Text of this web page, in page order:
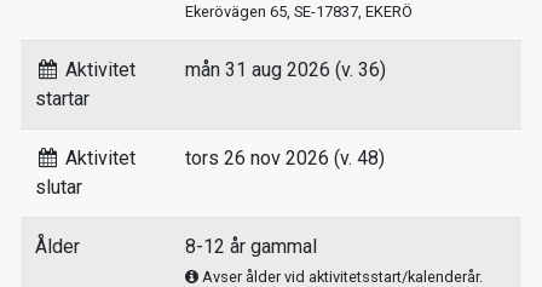
Ekerövägen 65, SE-17837, EKERÖ
Aktivitet
startar
mån 31 aug 2026 (v. 36)
Aktivitet
slutar
tors 26 nov 2026 (v. 48)
Ålder 8-12 år gammal
Avser ålder vid aktivitetsstart/kalenderår.